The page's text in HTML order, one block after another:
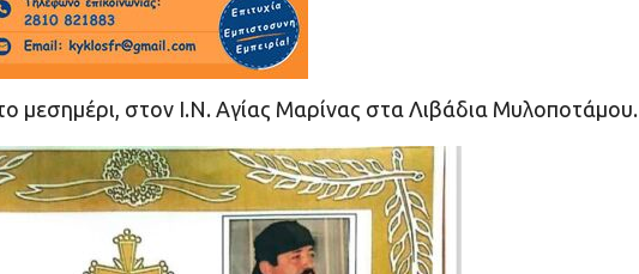
το μεσημέρι, στον Ι.Ν. Αγίας Μαρίνας στα Λιβάδια Μυλοποτάμου.